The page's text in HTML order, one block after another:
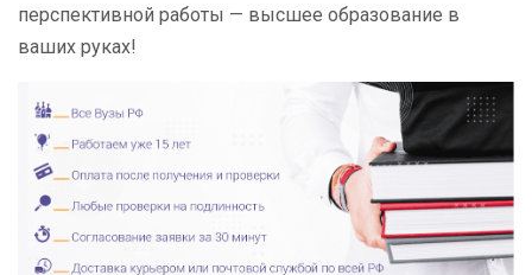
перспективной работы — высшее образование в
ваших руках!